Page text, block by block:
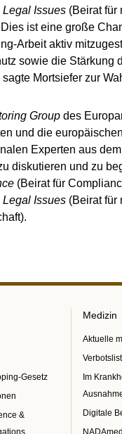
Legal Issues (Beirat für
ist eine große
Arbeit aktiv
sowie die Stärkung
Mortsiefer zur
Group des
und die
Experten aus
diskutieren und zu
(Beirat für
Legal Issues (Beirat für
Gesetz
&
Medizin
Aktuelle
Im
Digitale
NADAmed